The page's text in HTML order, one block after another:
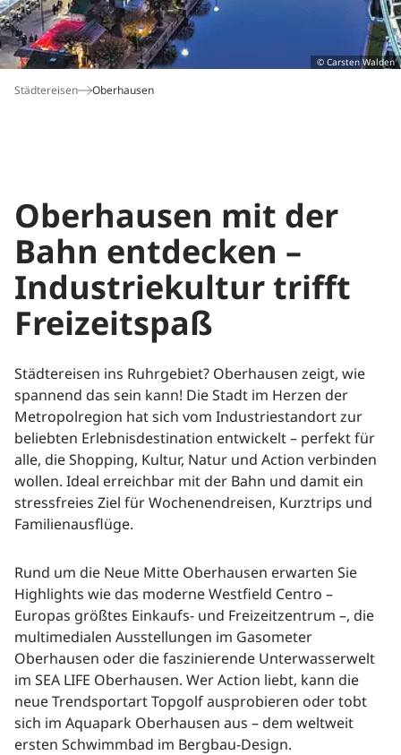
Alle
Städte
Alle
Reiseziele
Buchungshotline*
06172 109-777
Montag bis Freitag: 9 bis 18 Uhr
Servicezeiten.
© Carsten Walden
Städtereisen Oberhausen
Oberhausen mit der
Bahn entdecken –
Industriekultur trifft
Freizeitspaß
Städtereisen ins Ruhrgebiet? Oberhausen zeigt, wie
spannend das sein kann! Die Stadt im Herzen der
Metropolregion hat sich vom Industriestandort zur
beliebten Erlebnisdestination entwickelt – perfekt für
alle, die Shopping, Kultur, Natur und Action verbinden
wollen. Ideal erreichbar mit der Bahn und damit ein
stressfreies Ziel für Wochenendreisen, Kurztrips und
Familienausflüge.
Rund um die Neue Mitte Oberhausen erwarten Sie
Highlights wie das moderne Westfield Centro –
Europas größtes Einkaufs- und Freizeitzentrum –, die
multimedialen Ausstellungen im Gasometer
Oberhausen oder die faszinierende Unterwasserwelt
im SEA LIFE Oberhausen. Wer Action liebt, kann die
neue Trendsportart Topgolf ausprobieren oder tobt
sich im Aquapark Oberhausen aus – dem weltweit
ersten Schwimmbad im Bergbau-Design.